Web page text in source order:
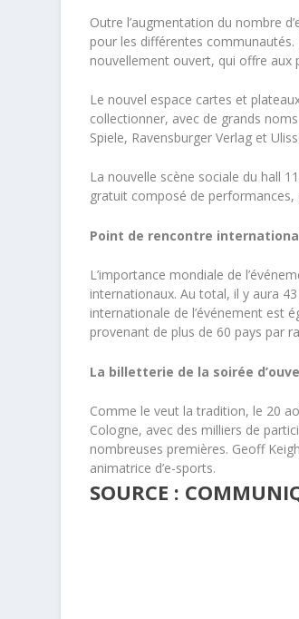
Outre l’augmentation du nombre
pour les différentes
nouvellement ouvert, qui offre aux
Le nouvel espace cartes et
collectionner, avec de grands
Spiele, Ravensburger Verlag et
La nouvelle scène sociale du hall
gratuit composé de
Point de rencontre
L’importance mondiale de
internationaux. Au total, il y aura
internationale de l’événement est
provenant de plus de 60 pays par
La billetterie de la soirée
Comme le veut la tradition, le 20
Cologne, avec des milliers de
nombreuses premières. Geoff
animatrice d’e-sports.
SOURCE :